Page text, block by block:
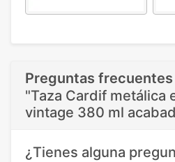
Preguntas frecuentes
"Taza Cardif metálica
vintage 380 ml
¿Tienes alguna